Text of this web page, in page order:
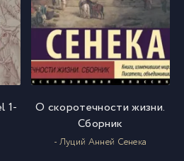
1-
О скоротечности жизни.
Сборник
- Луций Анней Сенека